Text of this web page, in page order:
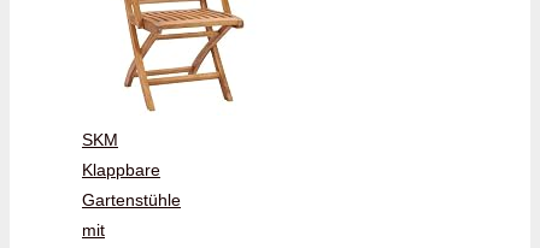
SKM
Klappbare
Gartenstühle
mit